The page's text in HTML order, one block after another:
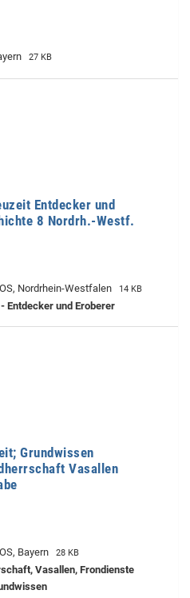
27 KB
Entdecker und
8 Nordrh.-Westf.
Nordrhein-Westfalen 14 KB
Entdecker und Eroberer
Grundwissen
Vasallen
Bayern 28 KB
Vasallen, Frondienste